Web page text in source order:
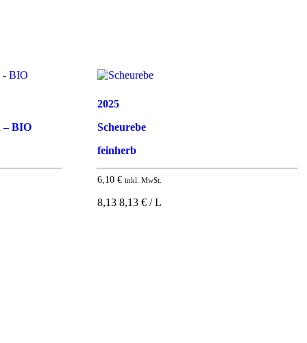
– BIO
2025
Scheurebe
feinherb
6,10 € inkl. MwSt.
8,13 8,13 € / L